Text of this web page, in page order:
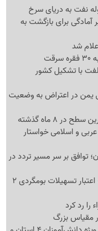
نفت به دریای سرخ
آمادگی برای بازگشت به
شد
با تشکیل کشور
یمن در اعتراض به وضعیت
8 ماه گذشته
و اسلامی خواستار
توافق بر سر مسیر تردد در
گام بزرگ دولت در توسعه گردشگری؛ اعتبار تسهیلات بومگردی 2
را رد کرد
مقیاس بزرگ